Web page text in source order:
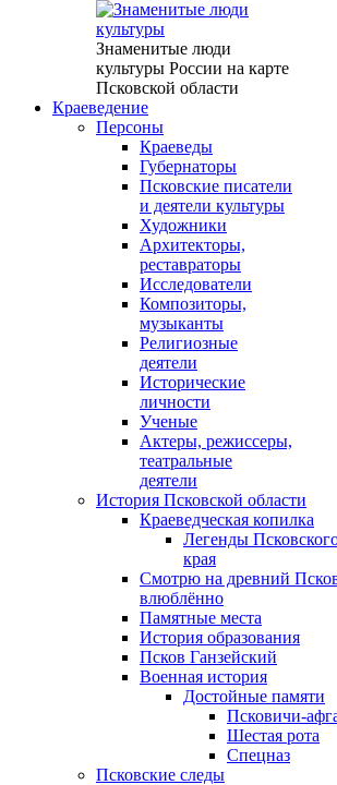
Знаменитые люди
культуры России на карте
Псковской области
Краеведение
Персоны
Краеведы
Губернаторы
Псковские писатели
и деятели культуры
Художники
Архитекторы,
реставраторы
Исследователи
Композиторы,
музыканты
Религиозные
деятели
Исторические
личности
Ученые
Актеры, режиссеры,
театральные
деятели
История Псковской области
Краеведческая копилка
Легенды
края
Смотрю на древний
влюблённо
Памятные места
История образования
Псков Ганзейский
Военная история
Достойные памяти
Псковичи-
Шестая рота
Спецназ
Псковские следы